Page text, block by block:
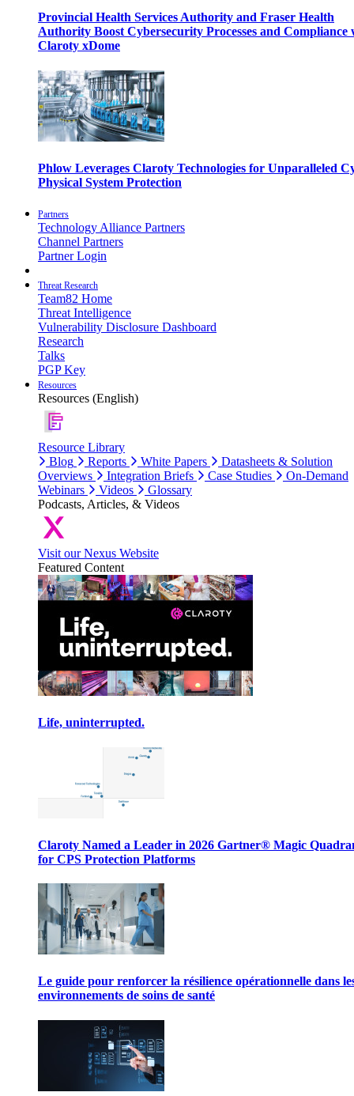
Provincial Health Services Authority and Fraser Health
Authority Boost Cybersecurity Processes and Compliance
Claroty xDome
Phlow Leverages Claroty Technologies for Unparalleled
Physical System Protection
Partners
Technology Alliance Partners
Channel Partners
Partner Login
Threat Research
Team82 Home
Threat Intelligence
Vulnerability Disclosure Dashboard
Research
Talks
PGP Key
Resources
Resources (English)
Resource Library
Blog
Reports White Papers
Datasheets & Solution
Overviews
Integration Briefs Case Studies
On-Demand
Webinars
Videos
Glossary
Podcasts, Articles, & Videos
Visit our Nexus Website
Featured Content
Life, uninterrupted.
Claroty Named a Leader in 2026 Gartner® Magic
for CPS Protection Platforms
Le guide pour renforcer la résilience opérationnelle dans
environnements de soins de santé